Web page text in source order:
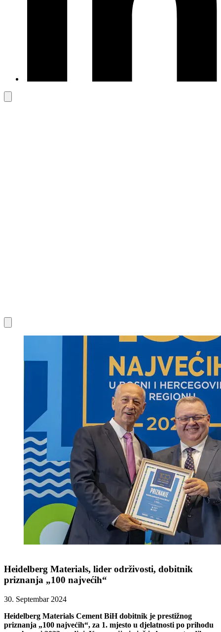
Heidelberg Materials, lider održivosti, dobitnik
priznanja „100 najvećih“
30. Septembar 2024
Heidelberg Materials Cement BiH dobitnik je prestižnog
priznanja „100 najvećih“, za 1. mjesto u djelatnosti po prihodu